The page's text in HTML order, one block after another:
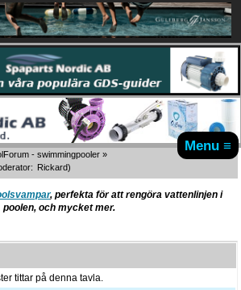
Menu ≡
- swimmingpooler »
Rickard)
, perfekta för att rengöra vattenlinjen i
poolen, och mycket mer.
tittar på denna tavla.